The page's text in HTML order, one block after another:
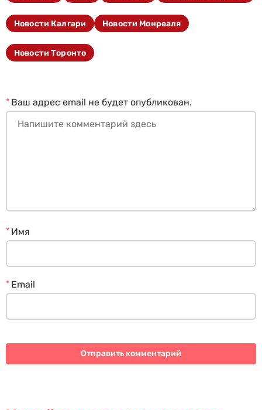
Новости Калгари Новости Монреаля
Новости Торонто
Ваш адрес email не будет опубликован.
*
Имя
*
Email
*